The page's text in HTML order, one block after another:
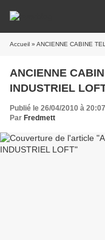
Accueil » ANCIENNE CABINE
ANCIENNE
INDUSTRIEL
Publié le 26/04/2010 à 20:07
Par Fredmett